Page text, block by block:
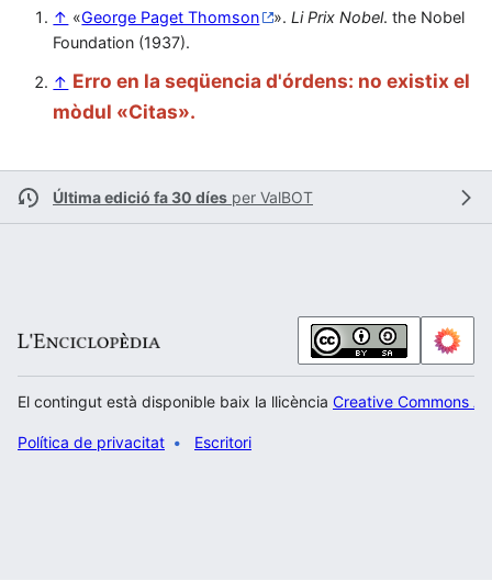
↑ «George Paget Thomson ».Li Prix Nobel. the Nobel
Foundation (1937).
↑ Erro en la seqüencia d'órdens: no existix el
mòdul «Citas».
Última edició fa 30 díes per ValBOT
El contingut està disponible baix la llicència Creative Commons
Política de privacitat Escritori